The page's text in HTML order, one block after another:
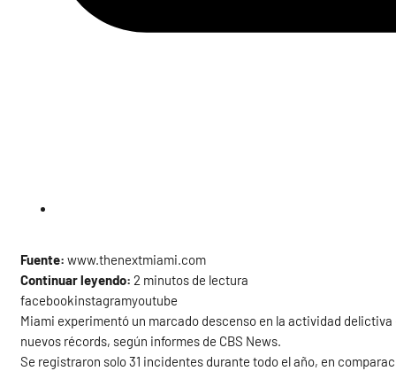
Fuente: www.thenextmiami.com
Continuar leyendo: 2 minutos de lectura
facebookinstagramyoutube
Miami experimentó un marcado descenso en la actividad
nuevos récords, según informes de CBS News.
Se registraron solo 31 incidentes durante todo el año, en